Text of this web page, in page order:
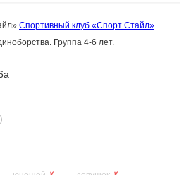
Спортивный клуб «Спорт Стайл»
Группа 4-6 лет.